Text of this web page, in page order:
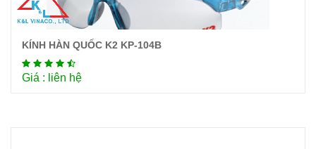
Chi tiết
KÍNH HÀN QUỐC K2 KP-104B
Giá : liên hệ